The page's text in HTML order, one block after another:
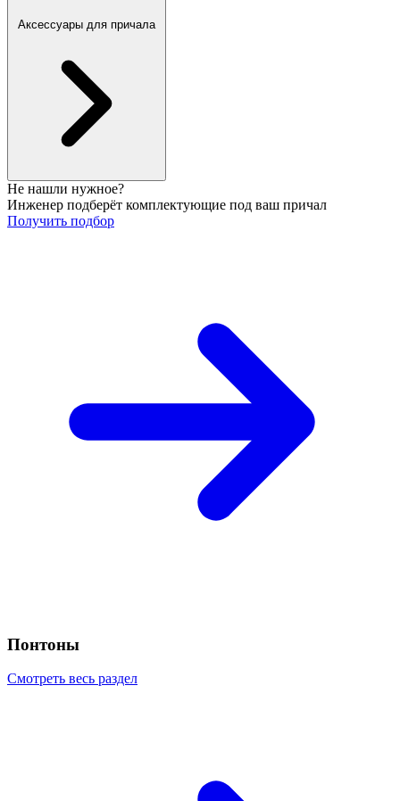
Аксессуары для причала
Не нашли нужное?
Инженер подберёт комплектующие под ваш причал
Получить подбор
Понтоны
Смотреть весь раздел